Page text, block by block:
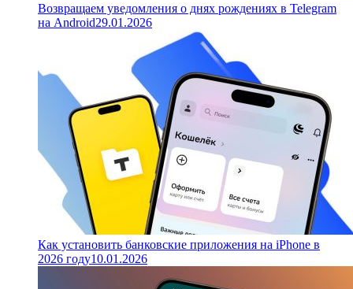
Возвращаем уведомления о днях рождениях в Telegram
на Android29.01.2026
Как установить банковские приложения на iPhone в
2026 году10.01.2026